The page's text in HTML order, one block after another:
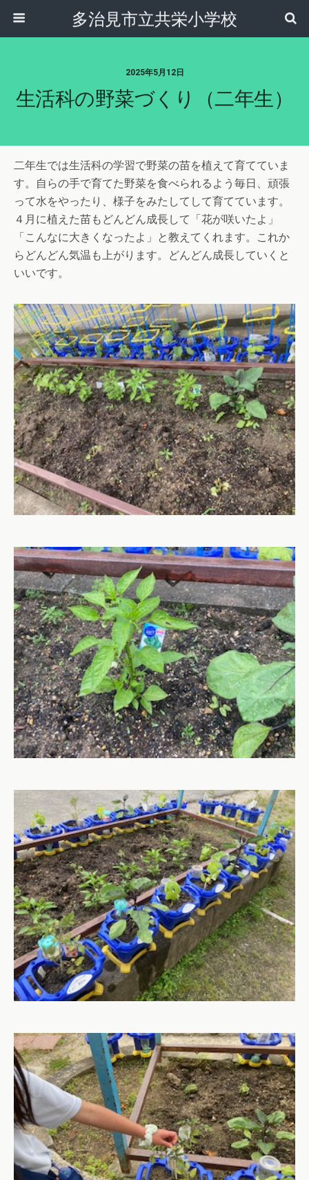
多治見市立共栄小学校
2025年5月12日
生活科の野菜づくり（二年生）
二年生では生活科の学習で野菜の苗を植えて育てていま
す。自らの手で育てた野菜を食べられるよう毎日、頑張
って水をやったり、様子をみたしてして育てています。
４月に植えた苗もどんどん成長して「花が咲いたよ」
「こんなに大きくなったよ」と教えてくれます。これか
らどんどん気温も上がります。どんどん成長していくと
いいです。